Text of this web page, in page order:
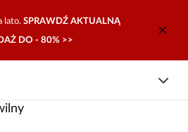
lato. SPRAWDŹ AKTUALNĄ
DO - 80% >>